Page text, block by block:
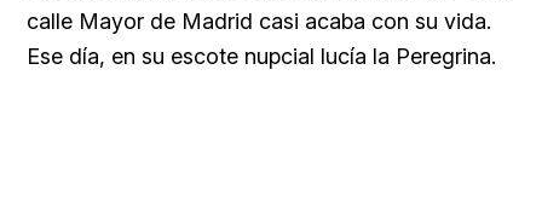
calle Mayor de Madrid casi acaba con su vida.
Ese día, en su escote nupcial lucía la Peregrina.